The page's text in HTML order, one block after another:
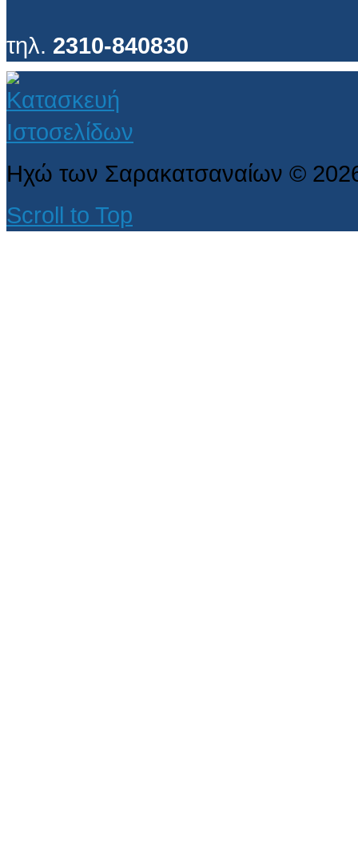
τηλ. 2310-840830
Ηχώ των Σαρακατσαναίων ©
Scroll to Top